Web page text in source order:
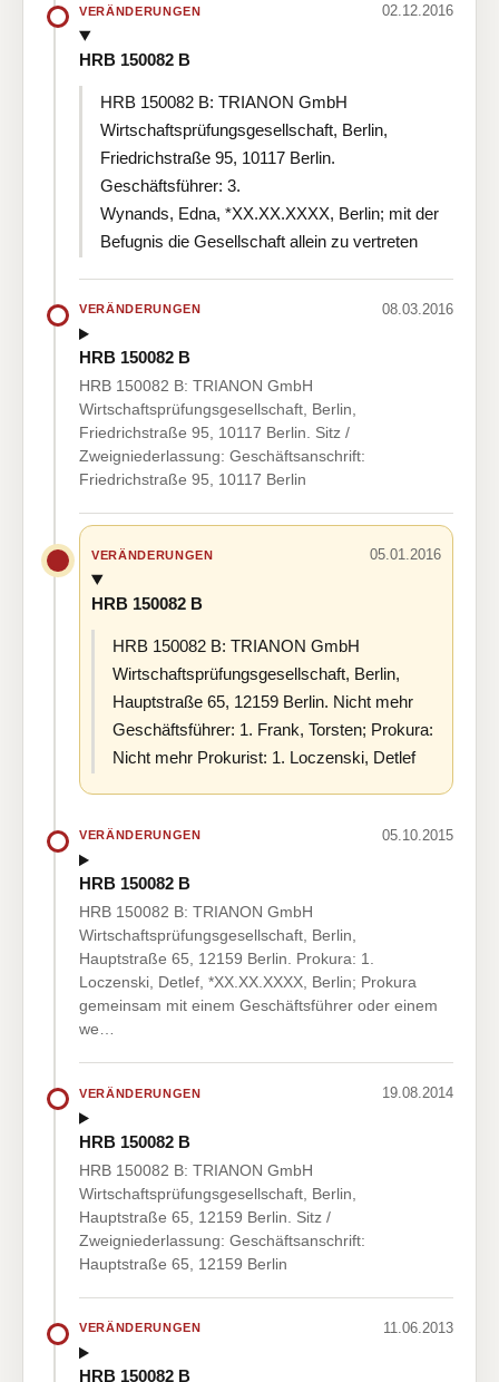
VERÄNDERUNGEN 02.12.2016
HRB 150082 B
HRB 150082 B: TRIANON GmbH
Wirtschaftsprüfungsgesellschaft, Berlin,
Friedrichstraße 95, 10117 Berlin.
Geschäftsführer: 3.
Wynands, Edna, *XX.XX.XXXX, Berlin; mit der
Befugnis die Gesellschaft allein zu vertreten
VERÄNDERUNGEN 08.03.2016
HRB 150082 B
HRB 150082 B: TRIANON GmbH
Wirtschaftsprüfungsgesellschaft, Berlin,
Friedrichstraße 95, 10117 Berlin. Sitz /
Zweigniederlassung: Geschäftsanschrift:
Friedrichstraße 95, 10117 Berlin
VERÄNDERUNGEN 05.01.2016
HRB 150082 B
HRB 150082 B: TRIANON GmbH
Wirtschaftsprüfungsgesellschaft, Berlin,
Hauptstraße 65, 12159 Berlin. Nicht mehr
Geschäftsführer: 1. Frank, Torsten; Prokura:
Nicht mehr Prokurist: 1. Loczenski, Detlef
VERÄNDERUNGEN 05.10.2015
HRB 150082 B
HRB 150082 B: TRIANON GmbH
Wirtschaftsprüfungsgesellschaft, Berlin,
Hauptstraße 65, 12159 Berlin. Prokura: 1.
Loczenski, Detlef, *XX.XX.XXXX, Berlin; Prokura
gemeinsam mit einem Geschäftsführer oder einem
we…
VERÄNDERUNGEN 19.08.2014
HRB 150082 B
HRB 150082 B: TRIANON GmbH
Wirtschaftsprüfungsgesellschaft, Berlin,
Hauptstraße 65, 12159 Berlin. Sitz /
Zweigniederlassung: Geschäftsanschrift:
Hauptstraße 65, 12159 Berlin
VERÄNDERUNGEN 11.06.2013
HRB 150082 B